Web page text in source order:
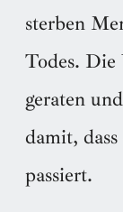
sterben
Todes. Die
geraten
damit,
passiert.